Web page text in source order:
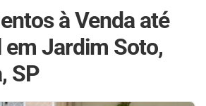
à Venda até
em Jardim Soto,
SP